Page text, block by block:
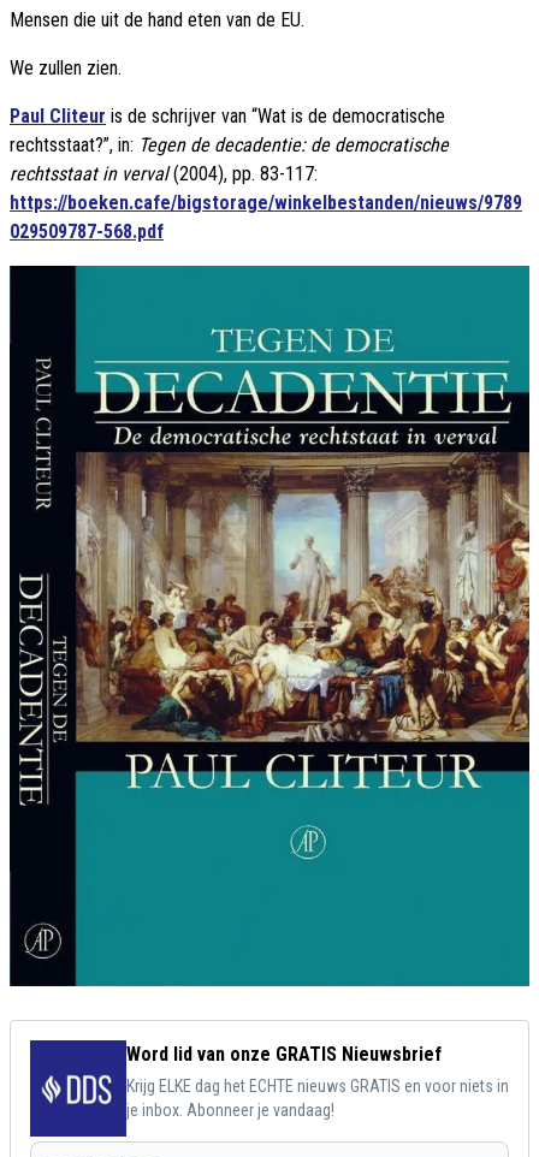
Mensen die uit de hand eten van de EU.
We zullen zien.
Paul Cliteur is de schrijver van “Wat is de democratische
rechtsstaat?”, in: Tegen de decadentie: de democratische
rechtsstaat in verval(2004), pp. 83-117:
https://boeken.cafe/bigstorage/winkelbestanden/nieuws/9789
029509787-568.pdf
Word lid van onze GRATIS Nieuwsbrief
Krijg ELKE dag het ECHTE nieuws GRATIS en voor niets in
je inbox. Abonneer je vandaag!